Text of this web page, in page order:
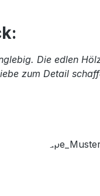
Die edlen
zum Detail